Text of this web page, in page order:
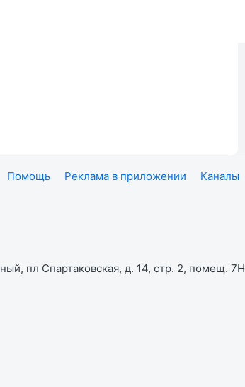
Помощь Реклама в приложении Каналы
пл Спартаковская, д. 14, стр. 2, помещ. 7Н